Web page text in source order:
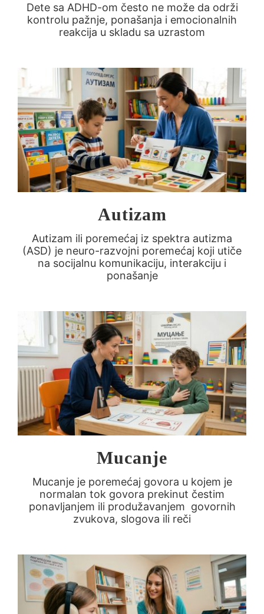
Dete sa ADHD-om često ne može da održi
kontrolu pažnje, ponašanja i emocionalnih
reakcija u skladu sa uzrastom
Autizam
Autizam ili poremećaj iz spektra autizma
(ASD) je neuro-razvojni poremećaj koji utiče
na socijalnu komunikaciju, interakciju i
ponašanje
Mucanje
Mucanje je poremećaj govora u kojem je
normalan tok govora prekinut čestim
ponavljanjem ili produžavanjem govornih
zvukova, slogova ili reči